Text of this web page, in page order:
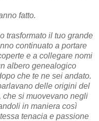
fatto.
trasformato il tuo grande
continuato a portare
e a collegare nomi
albero genealogico
che te ne sei andato.
delle origini del
che si muovevano negli
in maniera così
tenacia e passione